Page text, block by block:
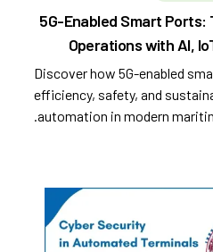
5G-Enabled Smart
Operations with AI,
Discover how 5G-enabled
efficiency, safety, and
automation in modern